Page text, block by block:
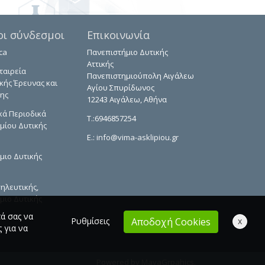
σύνδεσμοι
Έρευνας και
Περιοδικά
Δυτικής
Δυτικής
Δυτικής
Επικοινωνία
Πανεπιστήμιο Δυτικής
Αττικής
Πανεπιστημιούπολη Αιγάλεω
Αγίου Σπυρίδωνος
12243 Αιγάλεω, Αθήνα
T.:6946857254
E.: info@vima-asklipiou.gr
σας να
για να
Ρυθμίσεις Αποδοχή Cookies x